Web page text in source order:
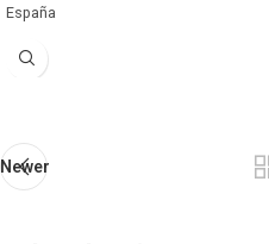
España
Marca
Estrella Galicia
Graduación Alcohólica
7,2%
Newer